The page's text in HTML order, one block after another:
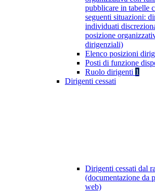
pubblicare in tabelle
seguenti situazioni:
individuati
posizione
dirigenziali)
Elenco posizioni
Posti di funzione
Ruolo dirigenti 1
Dirigenti cessati
Dirigenti cessati dal
(documentazione da
web)